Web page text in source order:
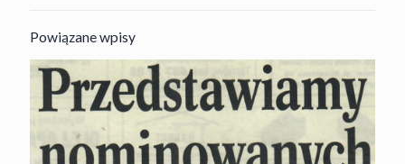
Powiązane wpisy